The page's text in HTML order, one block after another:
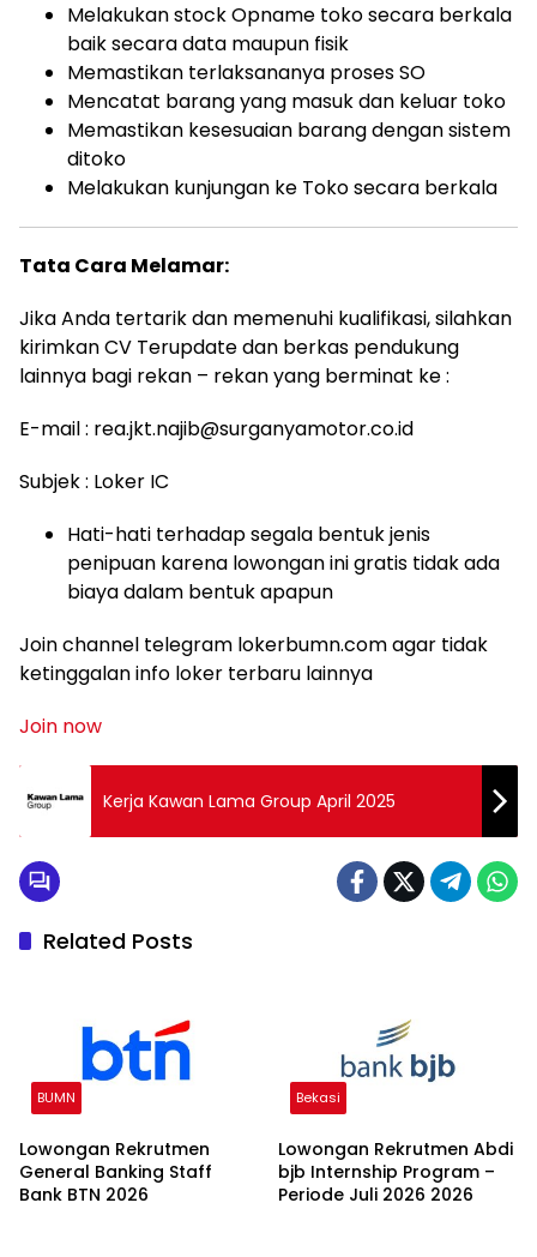
Melakukan stock Opname toko secara berkala
baik secara data maupun fisik
Memastikan terlaksananya proses SO
Mencatat barang yang masuk dan keluar toko
Memastikan kesesuaian barang dengan sistem
ditoko
Melakukan kunjungan ke Toko secara berkala
Tata Cara Melamar:
Jika Anda tertarik dan memenuhi kualifikasi, silahkan
kirimkan CV Terupdate dan berkas pendukung
lainnya bagi rekan – rekan yang berminat ke :
E-mail : rea.jkt.najib@surganyamotor.co.id
Subjek : Loker IC
Hati-hati terhadap segala bentuk jenis
penipuan karena lowongan ini gratis tidak ada
biaya dalam bentuk apapun
Join channel telegram lokerbumn.com agar tidak
ketinggalan info loker terbaru lainnya
Join now
Kerja Kawan Lama Group April 2025
Related Posts
BUMN
Lowongan Rekrutmen
General Banking Staff
Bank BTN 2026
Bekasi
Lowongan Rekrutmen Abdi
bjb Internship Program –
Periode Juli 2026 2026